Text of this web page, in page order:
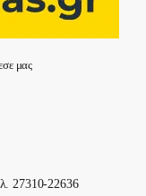
μας
27310-22636